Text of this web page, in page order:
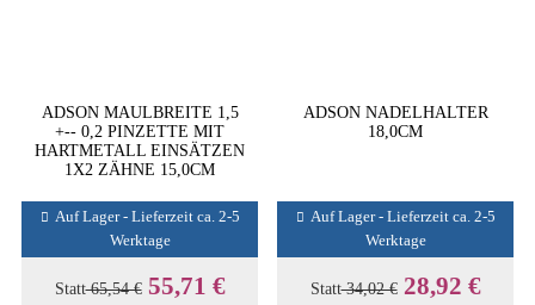
ADSON MAULBREITE 1,5
+-- 0,2 PINZETTE MIT
HARTMETALL EINSÄTZEN
1X2 ZÄHNE 15,0CM
Auf Lager - Lieferzeit ca. 2-5
Werktage
Statt65,54 € 55,71 €
ADSON NADELHALTER
18,0CM
Auf Lager - Lieferzeit ca. 2-5
Werktage
Statt34,02 € 28,92 €